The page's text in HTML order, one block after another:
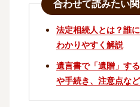
合わせて読みたい
法定相続人とは？誰
わかりやすく解説
遺言書で「遺贈」す
や手続き、注意点など